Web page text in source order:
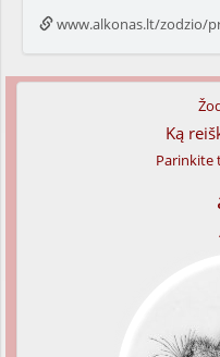
www.alkonas.lt/zodzio/
Ką
Parinkite